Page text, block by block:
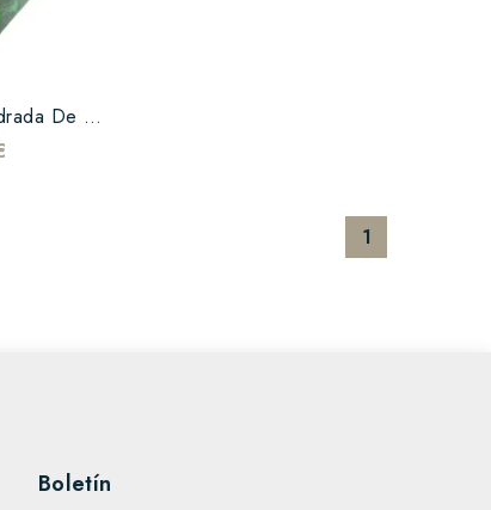
Candelabro Cuadrada De Resina Verde Y Teca
1
Boletín